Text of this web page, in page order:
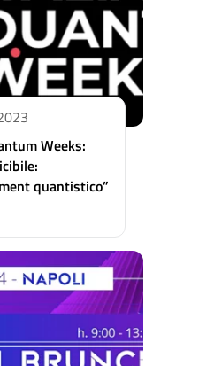
Weeks:
quantistico”